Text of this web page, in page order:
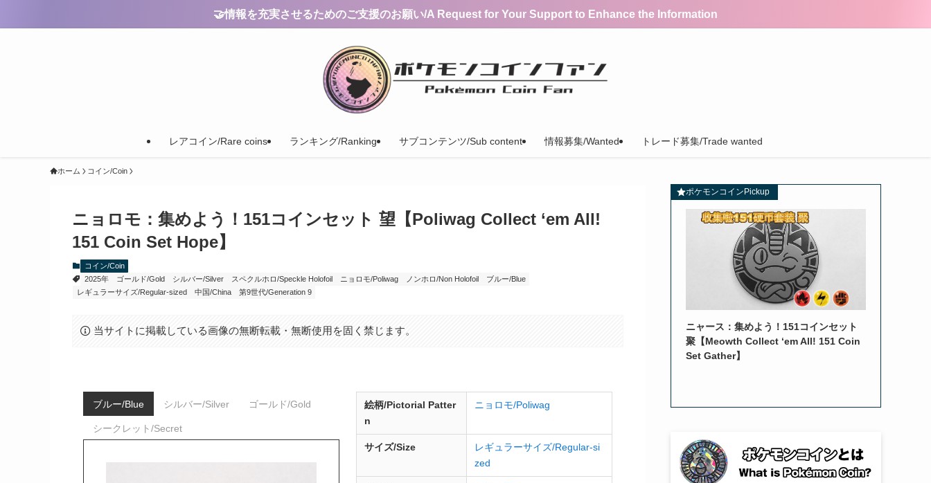
🤝情報を充実させるためのご支援のお願い/A Request for Your Support to Enhance the Information
レアコイン/Rare coins ランキング/Ranking サブコンテンツ/Sub content 情報募集/Wanted トレード募集/Trade wanted
ホーム コイン/Coin
ニョロモ：集めよう！151コインセット 望【Poliwag Collect ‘em All!
151 Coin Set Hope】
コイン/Coin
2025年
ゴールド/Gold シルバー/Silver スペクルホロ/Speckle Holofoil ニョロモ/Poliwag ノンホロ/Non Holofoil
ブルー/Blue
レギュラーサイズ/Regular-sized
中国/China 第9世代/Generation 9
当サイトに掲載している画像の無断転載・無断使用を固く禁じます。
ブルー/Blue シルバー/Silver ゴールド/Gold
シークレット/Secret
絵柄/Pictorial Patter
n
ニョロモ/Poliwag
サイズ/Size
レギュラーサイズ/Regular-si
zed
ポケモンコインPickup
ニャース：集めよう！151コインセット
聚【Meowth Collect ‘em All! 151 Coin
Set Gather】